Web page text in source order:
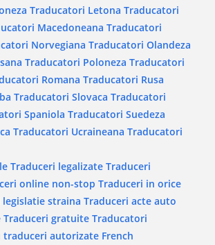
Traducatori Letona Traducatori
Macedoneana Traducatori
Norvegiana Traducatori Olandeza
Traducatori Poloneza Traducatori
Romana Traducatori Rusa
Traducatori Slovaca Traducatori
Spaniola Traducatori Suedeza
Traducatori Ucraineana Traducatori
Traduceri legalizate Traduceri
online non-stop Traduceri in orice
legislatie straina Traduceri acte auto
Traduceri gratuite Traducatori
traduceri autorizate French